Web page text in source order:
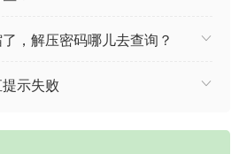
，解压密码哪儿去查询？
示失败